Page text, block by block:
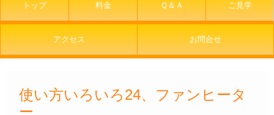
トップ 料金 Ｑ＆Ａ ご見学
アクセス お問合せ
使い方いろいろ24、ファンヒータ